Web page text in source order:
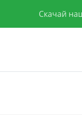
Скачай